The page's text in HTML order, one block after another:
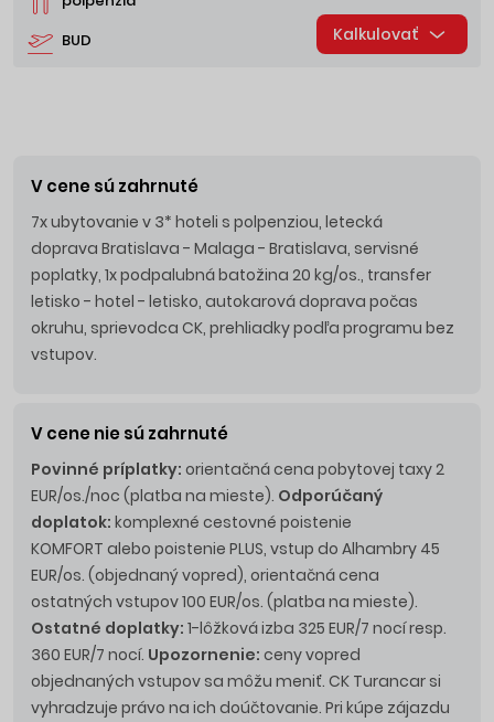
BUD Kalkulovať
V cene sú zahrnuté
7x ubytovanie v 3* hoteli s polpenziou, letecká
doprava Bratislava - Malaga - Bratislava, servisné
poplatky, 1x podpalubná batožina 20 kg/os., transfer
letisko - hotel - letisko, autokarová doprava počas
okruhu, sprievodca CK, prehliadky podľa programu bez
vstupov.
V cene nie sú zahrnuté
Povinné príplatky: orientačná cena pobytovej taxy 2
EUR/os./noc (platba na mieste). Odporúčaný
doplatok: komplexné cestovné poistenie
KOMFORT alebo poistenie PLUS, vstup do Alhambry 45
EUR/os. (objednaný vopred), orientačná cena
ostatných vstupov 100 EUR/os. (platba na mieste).
Ostatné doplatky: 1-lôžková izba 325 EUR/7 nocí resp.
360 EUR/7 nocí. Upozornenie: ceny vopred
objednaných vstupov sa môžu meniť. CK Turancar si
vyhradzuje právo na ich doúčtovanie. Pri kúpe zájazdu